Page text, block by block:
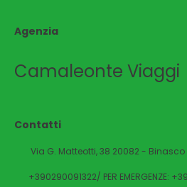
Agenzia
Camaleonte Viaggi
Contatti
Via G. Matteotti, 38 20082 - Binasco
+390290091322/ PER EMERGENZE: